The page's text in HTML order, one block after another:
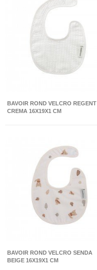
BAVOIR ROND VELCRO REGENT
CREMA 16X19X1 CM
BAVOIR ROND VELCRO SENDA
BEIGE 16X19X1 CM